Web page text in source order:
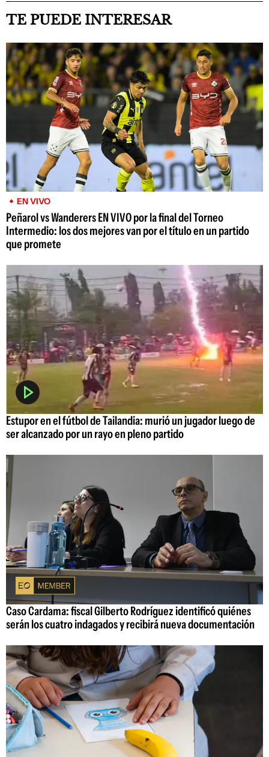
TE PUEDE INTERESAR
EN VIVO
Peñarol vs Wanderers EN VIVO por la final del Torneo
Intermedio: los dos mejores van por el título en un partido
que promete
Estupor en el fútbol de Tailandia: murió un jugador luego de
ser alcanzado por un rayo en pleno partido
Caso Cardama: fiscal Gilberto Rodríguez identificó quiénes
serán los cuatro indagados y recibirá nueva documentación